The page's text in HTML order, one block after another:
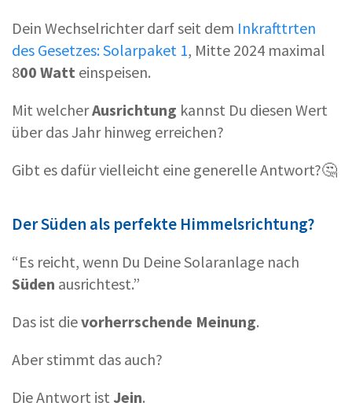
Dein Wechselrichter darf seit dem Inkrafttrten
des Gesetzes: Solarpaket 1, Mitte 2024 maximal
800 Watt einspeisen.
Mit welcherAusrichtung kannst Du diesen Wert
über das Jahr hinweg erreichen?
Gibt es dafür vielleicht eine generelle Antwort?🤔
Der Süden als perfekte Himmelsrichtung?
“Es reicht, wenn Du Deine Solaranlage nach
Süden ausrichtest.”
Das ist dievorherrschende Meinung.
Aber stimmt das auch?
Die Antwort ist Jein.